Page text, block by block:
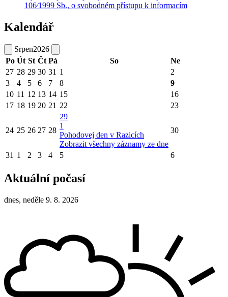
106⁄1999 Sb., o svobodném přístupu k informacím
Kalendář
Srpen2026
Po Út St Čt Pá So
Ne
27 28 29 30 31 1
2
3
4 5 6 7 8
9
10 11 12 13 14 15
16
17 18 19 20 21 22 23
24 25 26 27 28
29
1
Pohodovej den v Razicích
Zobrazit všechny záznamy ze dne
30
31 1 2 3 4 5 6
Aktuální počasí
dnes, neděle 9. 8. 2026